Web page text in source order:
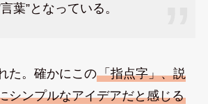
葉”となっている。
た。確かにこの「指点字」、説
シンプルなアイデアだと感じる